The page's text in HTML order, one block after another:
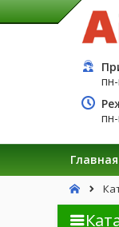
Главная